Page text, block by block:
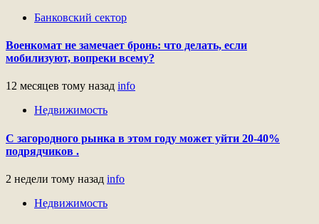
Банковский сектор
Военкомат не замечает бронь: что делать, если
мобилизуют, вопреки всему?
12 месяцев тому назад info
Недвижимость
С загородного рынка в этом году может уйти 20-40%
подрядчиков .
2 недели тому назад info
Недвижимость